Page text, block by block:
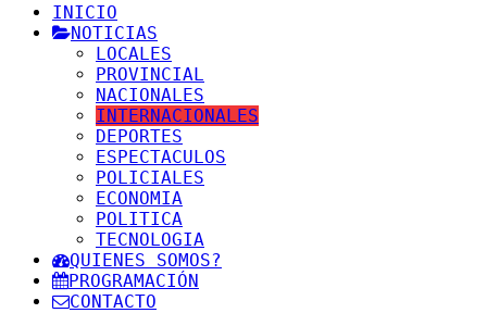
INICIO
NOTICIAS
LOCALES
PROVINCIAL
NACIONALES
INTERNACIONALES
DEPORTES
ESPECTACULOS
POLICIALES
ECONOMIA
POLITICA
TECNOLOGIA
QUIENES SOMOS?
PROGRAMACIÓN
CONTACTO